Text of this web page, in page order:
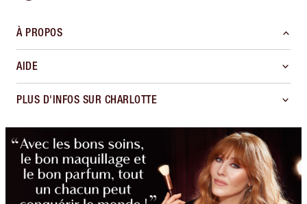
À PROPOS
AIDE
PLUS D'INFOS SUR CHARLOTTE